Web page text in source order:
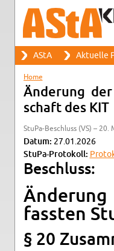
Search form
Search
Main menu
AStA Ak­tuelle
You are here
Home
Änderung
schaft des KIT
StuPa-Beschluss (VS) – 20.
Datum: 27.01.2026
StuPa-Pro­tokoll:
Beschluss:
fassten
§ 20